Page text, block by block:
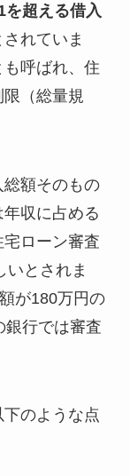
を超える借入
れていま
呼ばれ、住
（総量規
額そのもの
収に占める
ローン審査
いとされま
が180万円の
銀行では審査
のような点